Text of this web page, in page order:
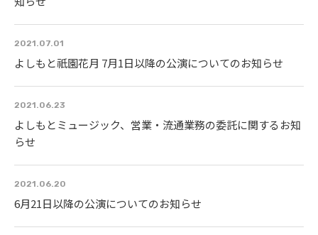
2021.07.01
よしもと祇園花月 7月1日以降の公演についてのお知らせ
2021.06.23
よしもとミュージック、営業・流通業務の委託に関するお知
らせ
2021.06.20
6月21日以降の公演についてのお知らせ